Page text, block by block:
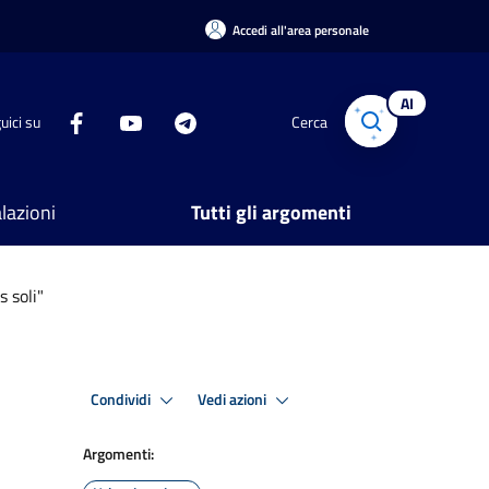
Accedi all'area personale
su Cerca
AI
Tutti gli argomenti
soli"
Condividi Vedi azioni
Argomenti: